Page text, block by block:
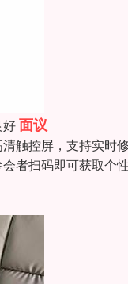
好面议
触控屏，支持实
者扫码即可获取